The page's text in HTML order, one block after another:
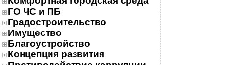
ГО ЧС и ПБ
Градостроительство
Имущество
Благоустройство
Концепция развития